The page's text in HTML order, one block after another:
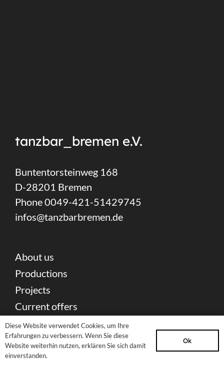
tanzbar_bremen e.V.
Buntentorsteinweg 168
D-28201 Bremen
Phone 0049-421-51429745
infos@tanzbarbremen.de
About us
Productions
Projects
Current offers
Contact
Partners & Sponsors
Diese Website verwendet Cookies, um Ihre
Erfahrungen zu verbessern. Wenn Sie diese
Website weiterhin nutzen, erklären Sie sich damit
einverstanden.
Ok